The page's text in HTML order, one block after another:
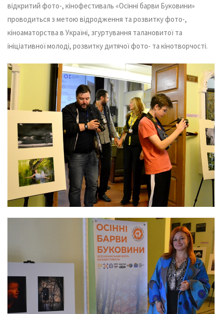
відкритий фото-, кінофестиваль «Осінні барви Буковини»
проводиться з метою відродження та розвитку фото-,
кіноаматорства в Україні, згуртування талановитої та
ініціативної молоді, розвитку дитячої фото- та кінотворчості.